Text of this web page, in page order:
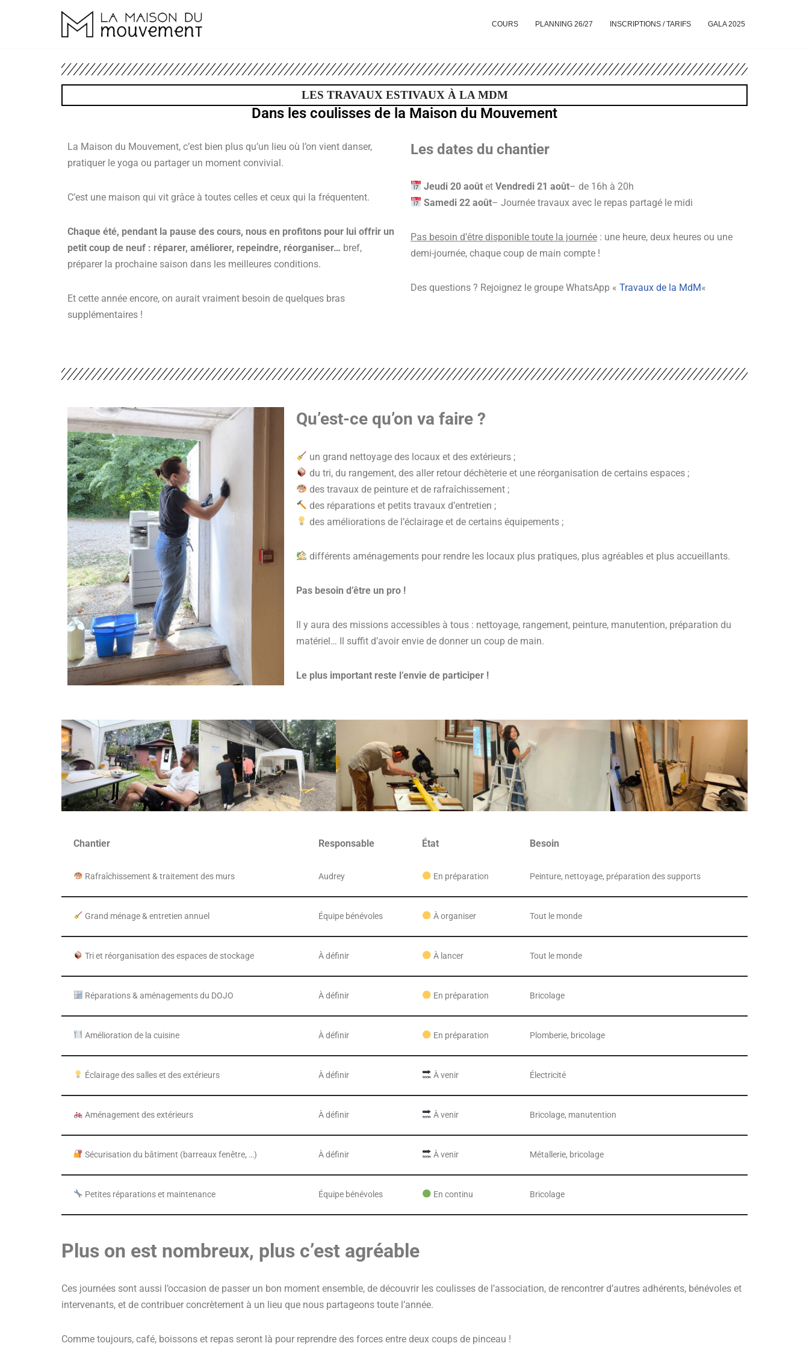
COURS PLANNING 26/27 INSCRIPTIONS / TARIFS GALA 2025
LES TRAVAUX ESTIVAUX À LA MDM
Dans les coulisses de la Maison du Mouvement
La Maison du Mouvement, c’est bien plus qu’un lieu où l’on vient danser,
pratiquer le yoga ou partager un moment convivial.
C’est une maison qui vit grâce à toutes celles et ceux qui la fréquentent.
Chaque été, pendant la pause des cours, nous en profitons pour lui offrir un
petit coup de neuf : réparer, améliorer, repeindre, réorganiser… bref,
préparer la prochaine saison dans les meilleures conditions.
Et cette année encore, on aurait vraiment besoin de quelques bras
supplémentaires !
Les dates du chantier
Jeudi 20 aoûtetVendredi 21 août– de 16h à 20h
Samedi 22 août– Journée travaux avec le repas partagé le midi
Pas besoin d’être disponible toute la journée : une heure, deux heures ou une
demi-journée, chaque coup de main compte !
Des questions ? Rejoignez le groupe WhatsApp « Travaux de la MdM«
Qu’est-ce qu’on va faire ?
un grand nettoyage des locaux et des extérieurs ;
du tri, du rangement, des aller retour déchèterie et une réorganisation de certains espaces ;
des travaux de peinture et de rafraîchissement ;
des réparations et petits travaux d’entretien ;
des améliorations de l’éclairage et de certains équipements ;
différents aménagements pour rendre les locaux plus pratiques, plus agréables et plus accueillants.
Pas besoin d’être un pro !
Il y aura des missions accessibles à tous : nettoyage, rangement, peinture, manutention, préparation du
matériel… Il suffit d’avoir envie de donner un coup de main.
Le plus important reste l’envie de participer !
Chantier Responsable État Besoin
Rafraîchissement & traitement des murs Audrey En préparation Peinture, nettoyage, préparation des supports
Grand ménage & entretien annuel Équipe bénévoles À organiser Tout le monde
Tri et réorganisation des espaces de stockage À définir À lancer Tout le monde
Réparations & aménagements du DOJO À définir En préparation Bricolage
Amélioration de la cuisine À définir En préparation Plomberie, bricolage
Éclairage des salles et des extérieurs À définir À venir Électricité
Aménagement des extérieurs À définir À venir Bricolage, manutention
Sécurisation du bâtiment (barreaux fenêtre, …) À définir À venir Métallerie, bricolage
Petites réparations et maintenance Équipe bénévoles En continu Bricolage
Plus on est nombreux, plus c’est agréable
Ces journées sont aussi l’occasion de passer un bon moment ensemble, de découvrir les coulisses de l’association, de rencontrer d’autres adhérents, bénévoles et
intervenants, et de contribuer concrètement à un lieu que nous partageons toute l’année.
Comme toujours, café, boissons et repas seront là pour reprendre des forces entre deux coups de pinceau !